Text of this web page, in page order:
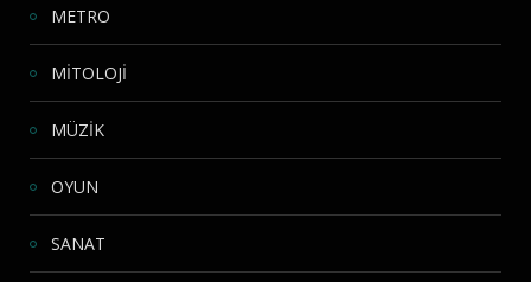
METRO
MİTOLOJİ
MÜZİK
OYUN
SANAT